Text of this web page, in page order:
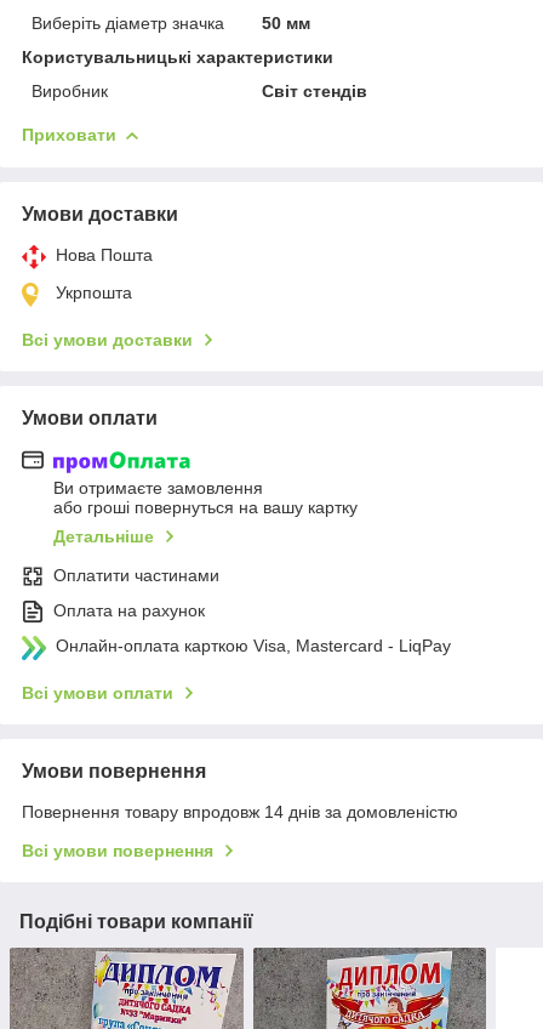
Виберіть діаметр значка
50 мм
Користувальницькі характеристики
Виробник
Світ стендів
Приховати
Умови доставки
Нова Пошта
Укрпошта
Всі умови доставки
Умови оплати
Ви отримаєте замовлення
або гроші повернуться на вашу картку
Детальніше
Оплатити частинами
Оплата на рахунок
Онлайн-оплата карткою Visa, Mastercard - LiqPay
Всі умови оплати
Умови повернення
Повернення товару впродовж 14 днів за домовленістю
Всі умови повернення
Подібні товари компанії